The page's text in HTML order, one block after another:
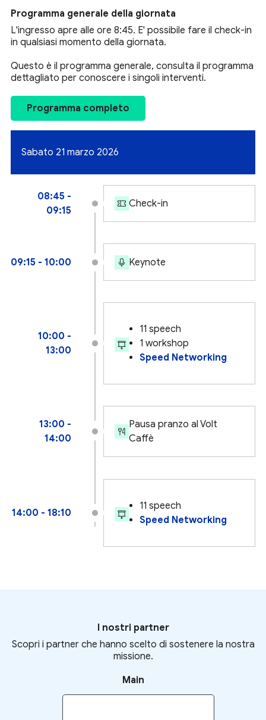
Programma generale della giornata
L'ingresso apre alle ore 8:45. E' possibile fare il check-in
in qualsiasi momento della giornata.
Questo è il programma generale, consulta il programma
dettagliato per conoscere i singoli interventi.
Programma completo
Sabato 21 marzo 2026
08:45 -
09:15
Check-in
09:15 - 10:00 Keynote
10:00 -
13:00
11 speech
1 workshop
Speed Networking
13:00 -
14:00
Pausa pranzo al Volt
Caffè
14:00 - 18:10
11 speech
Speed Networking
I nostri partner
Scopri i partner che hanno scelto di sostenere la nostra
missione.
Main